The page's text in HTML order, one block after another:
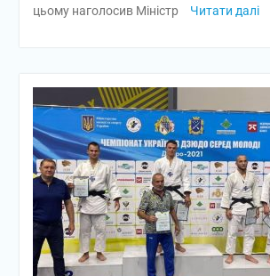
цьому наголосив Міністр
Читати далі